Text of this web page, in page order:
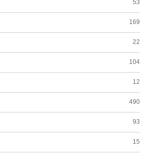
53
169
22
104
12
490
93
15